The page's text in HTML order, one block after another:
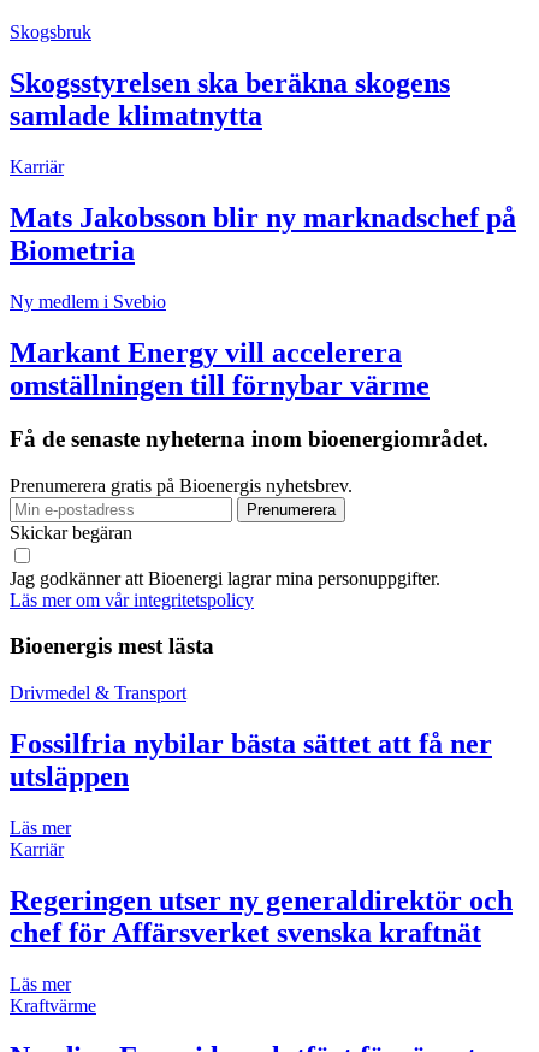
Skogsbruk
Skogsstyrelsen ska beräkna skogens
samlade klimatnytta
Karriär
Mats Jakobsson blir ny marknadschef på
Biometria
Ny medlem i Svebio
Markant Energy vill accelerera
omställningen till förnybar värme
Få de senaste nyheterna inom bioenergiområdet.
Prenumerera gratis på Bioenergis nyhetsbrev.
Skickar begäran
Jag godkänner att Bioenergi lagrar mina personuppgifter.
Läs mer om vår integritetspolicy
Bioenergis mest lästa
Drivmedel & Transport
Fossilfria nybilar bästa sättet att få ner
utsläppen
Läs mer
Karriär
Regeringen utser ny generaldirektör och
chef för Affärsverket svenska kraftnät
Läs mer
Kraftvärme